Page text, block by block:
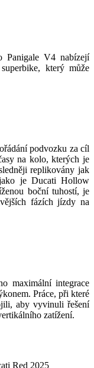
Panigale V4 nabízejí
který může
podvozku za cíl
na kolo, kterých je
replikovány jak
je Ducati Hollow
boční tuhostí, je
fázích jízdy na
maximální integrace
Práce, při které
aby vyvinuli řešení
zatížení.